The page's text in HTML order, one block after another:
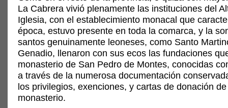
La Cabrera vivió plenamente las instituciones del
Iglesia, con el establecimiento monacal que
época, estuvo presente en toda la comarca, y la
santos genuinamente leoneses, como Santo
Genadio, llenaron con sus ecos las fundaciones
monasterio de San Pedro de Montes, conocidas
a través de la numerosa documentación
los privilegios, exenciones, y cartas de donación
monasterio.